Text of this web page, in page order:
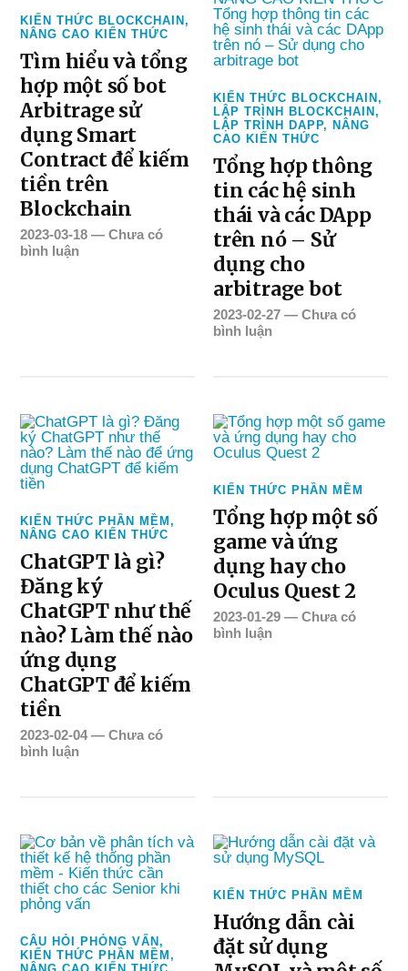
KIẾN THỨC BLOCKCHAIN,
NÂNG CAO KIẾN THỨC
Tìm hiểu và tổng
hợp một số bot
Arbitrage sử
dụng Smart
Contract để kiếm
tiền trên
Blockchain
2023-03-18 —Chưa có
bình luận
KIẾN THỨC BLOCKCHAIN,
LẬP TRÌNH BLOCKCHAIN,
LẬP TRÌNH DAPP,NÂNG
CAO KIẾN THỨC
Tổng hợp thông
tin các hệ sinh
thái và các DApp
trên nó – Sử
dụng cho
arbitrage bot
2023-02-27 —Chưa có
bình luận
KIẾN THỨC PHẦN MỀM,
NÂNG CAO KIẾN THỨC
ChatGPT là gì?
Đăng ký
ChatGPT như thế
nào? Làm thế nào
ứng dụng
ChatGPT để kiếm
tiền
2023-02-04—Chưa có
bình luận
KIẾN THỨC PHẦN MỀM
Tổng hợp một số
game và ứng
dụng hay cho
Oculus Quest 2
2023-01-29 —Chưa có
bình luận
CÂU HỎI PHỎNG VẤN,
KIẾN THỨC PHẦN MỀM,
NÂNG CAO KIẾN THỨC
KIẾN THỨC PHẦN MỀM
Hướng dẫn cài
đặt sử dụng